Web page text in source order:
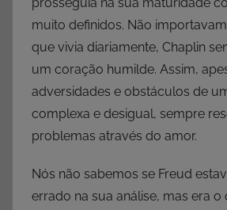
muito definidos. Não
que vivia diariamente, Chaplin
um coração humilde. Assim,
adversidades e obstáculos de
complexa e desigual, sempre
problemas através do amor.
Nós não sabemos se Freud
errado na sua análise, mas era o